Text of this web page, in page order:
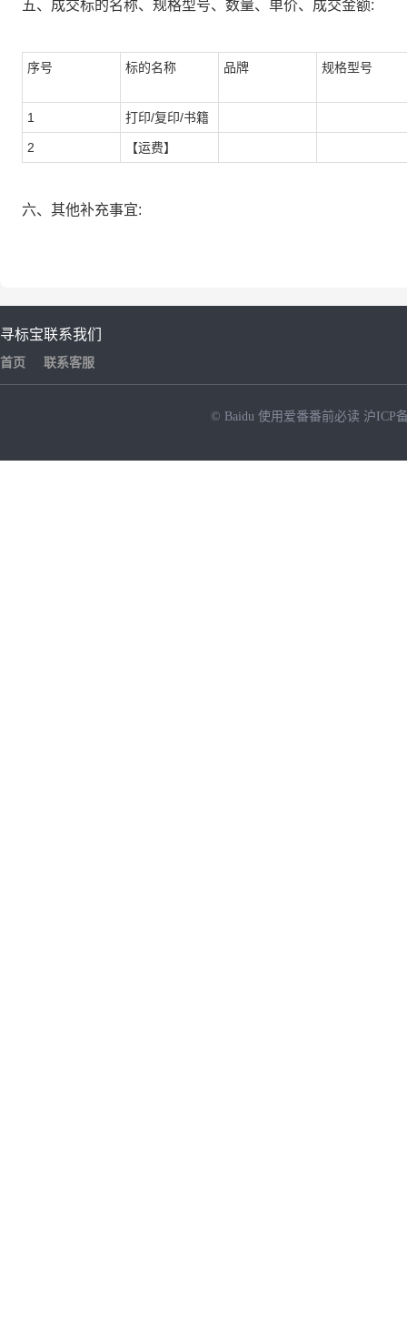
五、成交标的名称、规格型号、数量、单价、成交金额:
序号 标的名称 品牌 规格型号
1 打印/复印/书籍
2 【运费】
六、其他补充事宜:
寻标宝
首页
联系我们
联系客服
© Baidu 使用爱番番前必读 沪ICP